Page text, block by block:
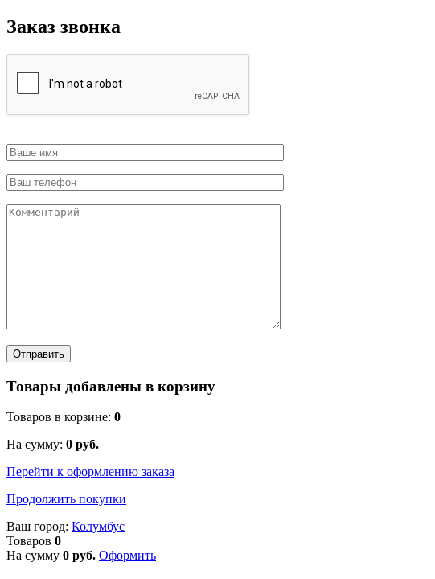
Заказ звонка
Товары добавлены в корзину
Товаров в корзине: 0
На сумму: 0 руб.
Перейти к оформлению заказа
Продолжить покупки
Ваш город: Колумбус
Товаров 0
На сумму 0 руб. Оформить